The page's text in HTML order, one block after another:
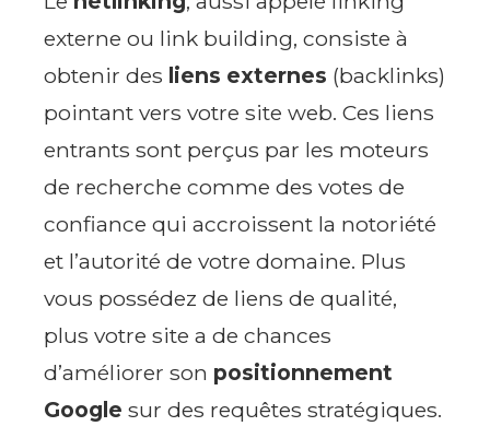
externe ou link building, consiste à
obtenir des liens externes (backlinks)
pointant vers votre site web. Ces liens
entrants sont perçus par les moteurs
de recherche comme des votes de
confiance qui accroissent la notoriété
et l’autorité de votre domaine. Plus
vous possédez de liens de qualité,
plus votre site a de chances
d’améliorer son positionnement
Google sur des requêtes stratégiques.